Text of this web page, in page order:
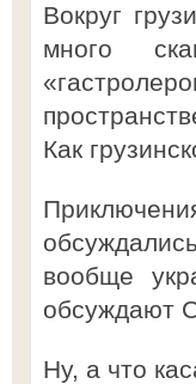
Вокруг
много
Как
вообще
обсуждают
Ну, а что